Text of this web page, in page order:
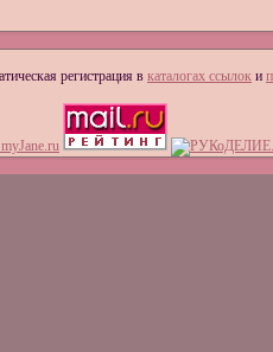
регистрация в каталогах ссылок и